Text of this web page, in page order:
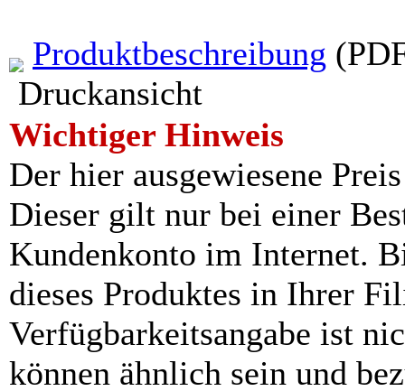
Produktbeschreibung
Druckansicht
Wichtiger Hinweis
Der hier ausgewiesene
Dieser gilt nur bei einer
Kundenkonto im Internet.
dieses Produktes in Ihrer
Verfügbarkeitsangabe ist
können ähnlich sein und